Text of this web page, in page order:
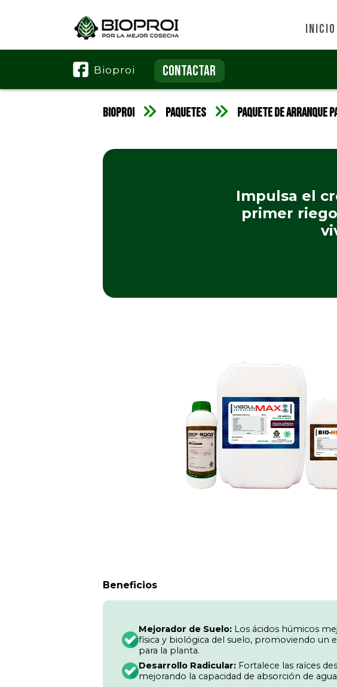
Inicio
Bioproi CONTACTAR
Bioproi Paquetes Paquete de Arranque
Impulsa el
primer
Beneficios
Mejorador de Suelo: Los ácidos húmicos
física y biológica del suelo, promoviendo un
para la planta.
Desarrollo Radicular: Fortalece las raíces
mejorando la capacidad de absorción de